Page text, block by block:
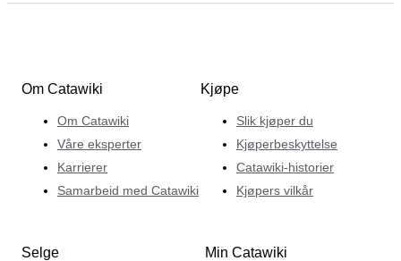
Om Catawiki
Om Catawiki
Våre eksperter
Karrierer
Samarbeid med Catawiki
Kjøpe
Slik kjøper du
Kjøperbeskyttelse
Catawiki-historier
Kjøpers vilkår
Selge Min Catawiki